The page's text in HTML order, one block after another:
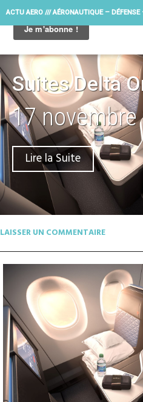
ACTU AERO /// AÉRONAUTIQUE –
Suites Delta
17
Lire la Suite
LAISSER UN COMMENTAIRE